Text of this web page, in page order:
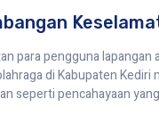
para pengguna lapangan
di Kabupaten
seperti pencahayaan